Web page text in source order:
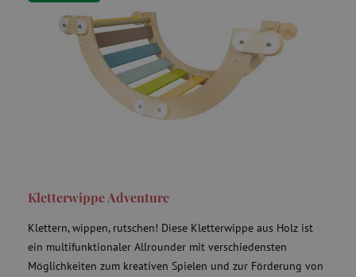
Kletterwippe Adventure
Klettern, wippen, rutschen! Diese Kletterwippe aus Holz ist
ein multifunktionaler Allrounder mit verschiedensten
Möglichkeiten zum kreativen Spielen und zur Förderung von